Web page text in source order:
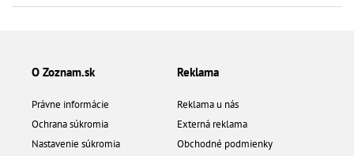
O Zoznam.sk
Právne informácie
Ochrana súkromia
Nastavenie súkromia
Reklama
Reklama u nás
Externá reklama
Obchodné podmienky